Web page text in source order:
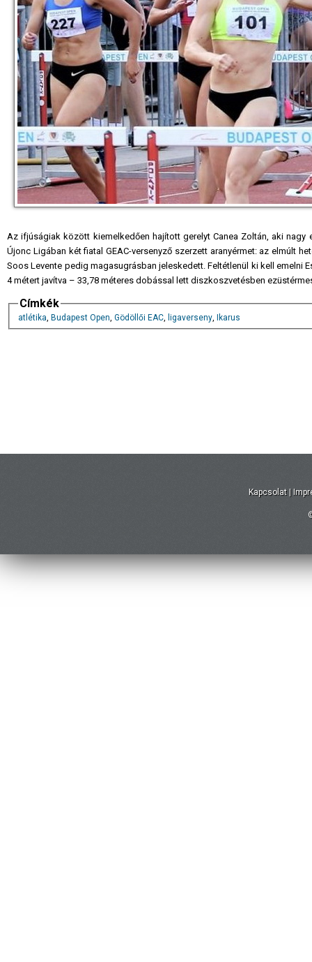
Az ifjúságiak között kiemelkedően hajított gerelyt Canea Zoltán, aki nagy
Újonc Ligában két fiatal GEAC-versenyző szerzett aranyérmet: az elmúlt
Soos Levente pedig magasugrásban jeleskedett. Feltétlenül ki kell emelni
4 métert javítva – 33,78 méteres dobással lett diszkoszvetésben
Címkék
atlétika, Budapest Open, Gödöllői EAC, ligaverseny, Ikarus
Kapcsolat |